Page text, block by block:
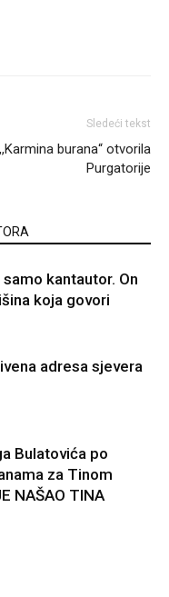
Sledeći tekst
,,Karmina burana“ otvorila
Purgatorije
kantautor. On
koja govori
adresa sjevera
Bulatovića po
za Tinom
NAŠAO TINA